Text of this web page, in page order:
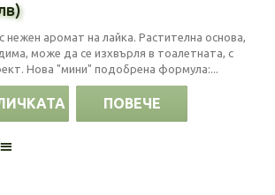
аромат на лайка. Растителна основа,
може да се изхвърля в тоалетната, с
Нова "мини" подобрена формула:...
ПОВЕЧЕ